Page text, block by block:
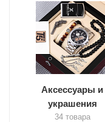
Аксессуары и
украшения
34 товара